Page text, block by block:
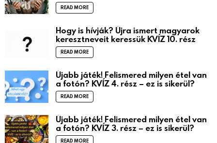
READ MORE
Hogy is hívják? Újra ismert magyarok
keresztneveit keressük KVÍZ 10. rész
READ MORE
Újabb játék! Felismered milyen étel van
a fotón? KVÍZ 4. rész – ez is sikerül?
READ MORE
Újabb játék! Felismered milyen étel van
a fotón? KVÍZ 3. rész – ez is sikerül?
READ MORE